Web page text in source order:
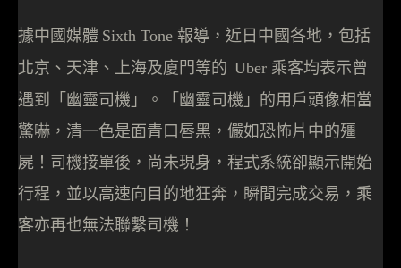
據中國媒體 Sixth Tone 報導，近日中國各地，包括
北京、天津、上海及廈門等的 Uber 乘客均表示曾
遇到「幽靈司機」。「幽靈司機」的用戶頭像相當
驚嚇，清一色是面青口唇黑，儼如恐怖片中的殭
屍！司機接單後，尚未現身，程式系統卻顯示開始
行程，並以高速向目的地狂奔，瞬間完成交易，乘
客亦再也無法聯繫司機！